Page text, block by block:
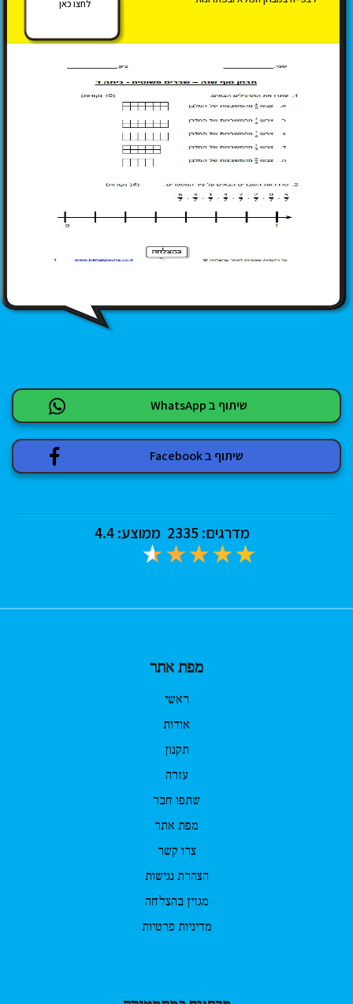
לחצו כאן
שיתוף ב WhatsApp
שיתוף ב Facebook
מדרגים: 2335 ממוצע:4.4
מפת אתר
ראשי
אודות
תקנון
עזרה
שתפו חבר
מפת אתר
צרו קשר
הצהרת נגישות
מגזין בהצלחה
מדיניות פרטיות